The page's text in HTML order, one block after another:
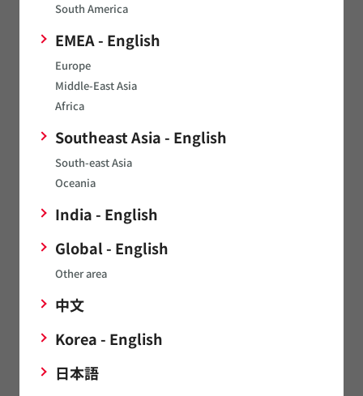
South America
EMEA - English
Europe
Middle-East Asia
Africa
Southeast Asia - English
South-east Asia
Oceania
India - English
Global - English
Other area
中文
Korea - English
日本語
製品に関するQ&Aの参照や質問投稿ができるオープンフォーラ
ムです。
関連製品カテゴリ
Wi-Fi ®Modules / Wi-
+Bluetooth
LPWA製品
LPWA製品